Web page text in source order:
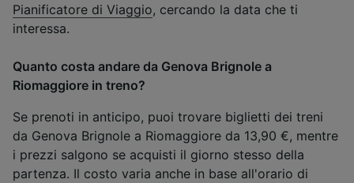
Pianificatore di Viaggio, cercando la data che ti
interessa.
Quanto costa andare da Genova Brignole a
Riomaggiore in treno?
Se prenoti in anticipo, puoi trovare biglietti dei treni
da Genova Brignole a Riomaggiore da 13,90 €, mentre
i prezzi salgono se acquisti il giorno stesso della
partenza. Il costo varia anche in base all'orario di